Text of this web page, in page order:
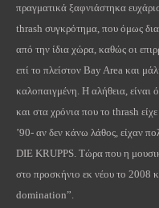
πραγματικά ξαφνιάστηκα
thrash συγκρότημα, που όμως
από την ίδια χώρα, καθώς οι
επί το πλείστον Bay Area και
καλοπαιγμένη. Η αλήθεια, είναι
και στα χρόνια που το thrash
’90- αν δεν κάνω λάθος, είχαν
DIE KRUPPS . Τώρα που η
στο προσκήνιο εκ νέου το 2008
domination”.